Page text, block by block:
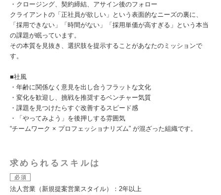
・クロージング、契約締結、アサイン後のフォロー
クライアントの「正社員が欲しい」という表面的なニーズの裏に、
「採用できない」「時間がない」「採用単価が高すぎる」という本当
の課題が眠っています。
その本質を見抜き、選択肢を提示することがあなたのミッションで
す。
■社風
・年齢に関係なく意見を出し合うフラットな文化
・変化を歓迎し、挑戦を推奨するベンチャー気質
・課題を見つけたらすぐ改善するスピード感
・「やってみよう」を後押しする雰囲気
“チームワーク × プロフェッショナリズム” が混ざった組織です。
求められるスキルは
必須
法人営業（新規提案営業スタイル）：2年以上